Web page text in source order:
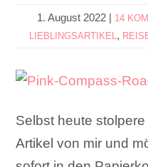
1. August 2022 | 14
LIEBLINGSARTIKEL,
Selbst heute
Artikel von mir und